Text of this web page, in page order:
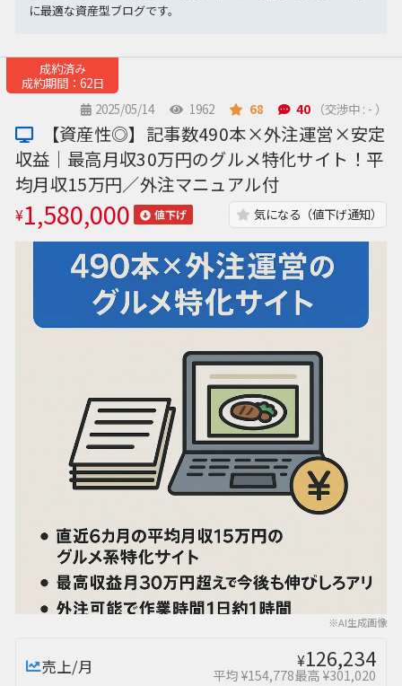
に最適な資産型ブログです。
成約済み
成約期間：62日
2025/05/14
1962 68 40 （交渉中 : - ）
※AI生成画像
【資産性◎】記事数490本×外注運営×安定
収益｜最高月収30万円のグルメ特化サイト！平
均月収15万円／外注マニュアル付
¥1,580,000 値下げ 気になる（値下げ通知）
売上/月 ¥126,234
平均 ¥154,778最高 ¥301,020